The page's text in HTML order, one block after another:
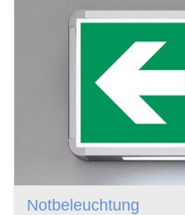
Notbeleuchtung